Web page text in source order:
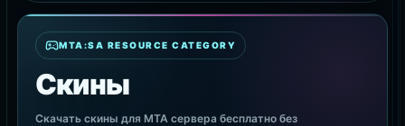
MTA:SA RESOURCE CATEGORY
Скины
Скачать скины для MTA сервера бесплатно без